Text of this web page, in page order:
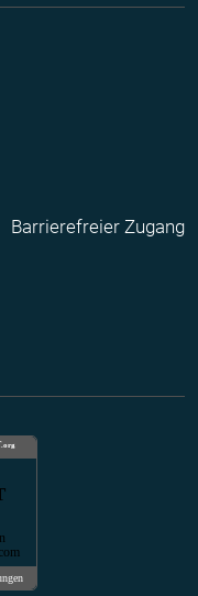
Barrierefreier Zugang
.org